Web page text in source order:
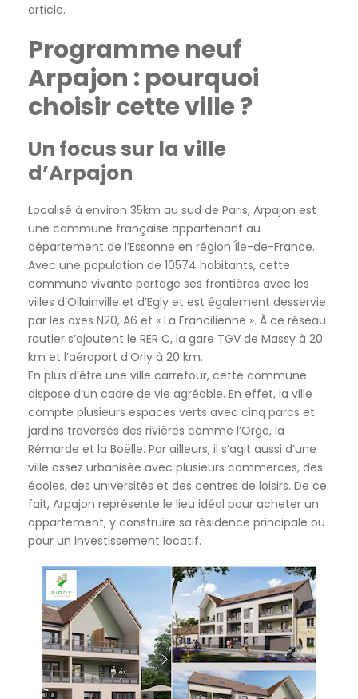
article.
Programme neuf
Arpajon : pourquoi
choisir cette ville ?
Un focus sur la ville
d’Arpajon
Localisé à environ 35km au sud de Paris, Arpajon est
une commune française appartenant au
département de l’Essonne en région Île-de-France.
Avec une population de 10574 habitants, cette
commune vivante partage ses frontières avec les
villes d’Ollainville et d’Egly et est également desservie
par les axes N20, A6 et « La Francilienne ». À ce réseau
routier s’ajoutent le RER C, la gare TGV de Massy à 20
km et l’aéroport d’Orly à 20 km.
En plus d’être une ville carrefour, cette commune
dispose d’un cadre de vie agréable. En effet, la ville
compte plusieurs espaces verts avec cinq parcs et
jardins traversés des rivières comme l’Orge, la
Rémarde et la Boëlle. Par ailleurs, il s’agit aussi d’une
ville assez urbanisée avec plusieurs commerces, des
écoles, des universités et des centres de loisirs. De ce
fait, Arpajon représente le lieu idéal pour acheter un
appartement, y construire sa résidence principale ou
pour un investissement locatif.